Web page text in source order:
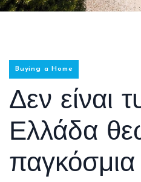
Buying a Home
Δεν είναι
Ελλάδα